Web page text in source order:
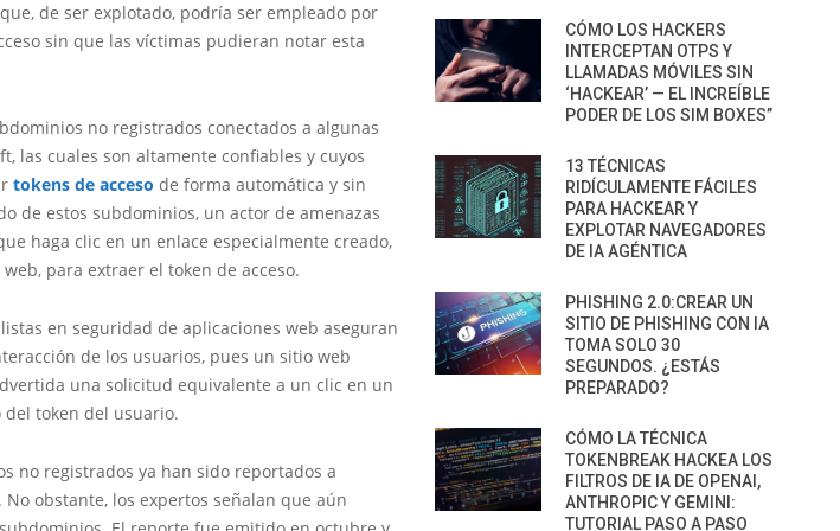
de ser explotado, podría ser empleado por
sin que las víctimas pudieran notar esta
no registrados conectados a algunas
las cuales son altamente confiables y cuyos
tokens de acceso de forma automática y sin
de estos subdominios, un actor de amenazas
haga clic en un enlace especialmente creado,
para extraer el token de acceso.
en seguridad de aplicaciones web aseguran
de los usuarios, pues un sitio web
una solicitud equivalente a un clic en un
token del usuario.
no registrados ya han sido reportados a
obstante, los expertos señalan que aún
CÓMO LOS HACKERS
INTERCEPTAN OTPS Y
LLAMADAS MÓVILES SIN
‘HACKEAR’ — EL INCREÍBLE
PODER DE LOS SIM BOXES”
13 TÉCNICAS
RIDÍCULAMENTE FÁCILES
PARA HACKEAR Y
EXPLOTAR NAVEGADORES
DE IA AGÉNTICA
PHISHING 2.0:CREAR UN
SITIO DE PHISHING CON IA
TOMA SOLO 30
SEGUNDOS. ¿ESTÁS
PREPARADO?
CÓMO LA TÉCNICA
TOKENBREAK HACKEA LOS
FILTROS DE IA DE OPENAI,
ANTHROPIC Y GEMINI:
TUTORIAL PASO A PASO